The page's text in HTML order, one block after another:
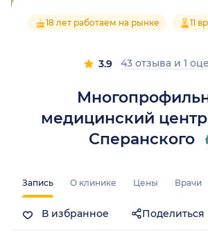
медицинский
Сперанского
18 лет работаем на рынке 11
3.9 43 отзыва и 1
Запись О клинике Цены Врачи
В избранное Поделиться